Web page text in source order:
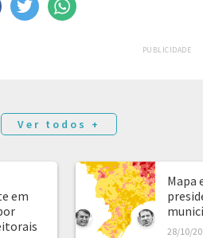
PUBLICIDADE
Ver todos +
em
Mapa
28/10/